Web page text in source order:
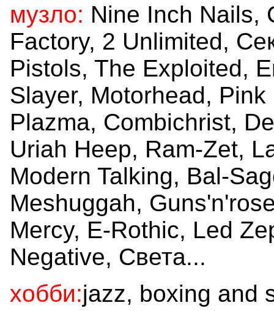
музло: Nine Inch Nails,
Factory, 2 Unlimited,
Pistols, The Exploited,
Slayer, Motorhead,
Plazma, Combichrist,
Uriah Heep, Ram-Zet,
Modern Talking, Bal-
Meshuggah,
Mercy, E-Rothic, Led
Negative, Света...
хобби:jazz, boxing and